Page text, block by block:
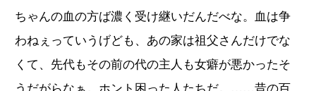
ちゃんの血の方ば濃く受け継いだんだべな。血は争
わねぇっていうげども、あの家は祖父さんだけでな
くて、先代もその前の代の主人も女癖が悪かったそ